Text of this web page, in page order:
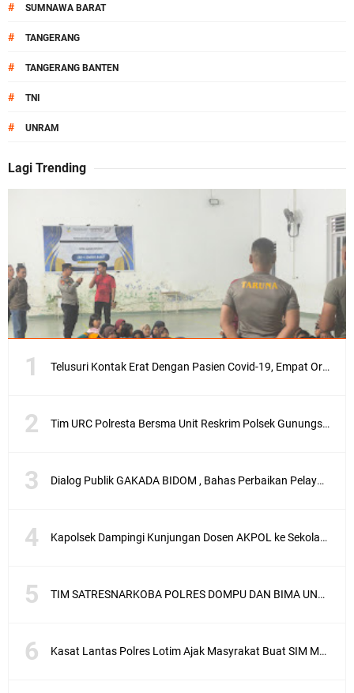
# SUMNAWA BARAT
# TANGERANG
# TANGERANG BANTEN
# TNI
# UNRAM
Lagi Trending
Telusuri Kontak Erat Dengan Pasien Covid-19, Empat Orang di Desa Kedaro Sekotong Dirapid
Tim URC Polresta Bersma Unit Reskrim Polsek Gunungsari Tangkap Pelaku Curanmor
Dialog Publik GAKADA BIDOM , Bahas Perbaikan Pelayanan Medis di NTB
Kapolsek Dampingi Kunjungan Dosen AKPOL ke Sekolah Rakyat Gunungsari
TIM SATRESNARKOBA POLRES DOMPU DAN BIMA UNGKAP KASUS NARKOBA VIA JASA PENGIRIMAN BARANG JNE
Kasat Lantas Polres Lotim Ajak Masyrakat Buat SIM Melalui SATPAS Bukan Calo